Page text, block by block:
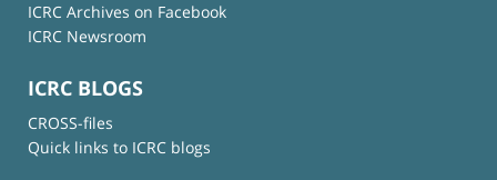
ICRC Archives on Facebook
ICRC Newsroom
ICRC BLOGS
CROSS-files
Quick links to ICRC blogs